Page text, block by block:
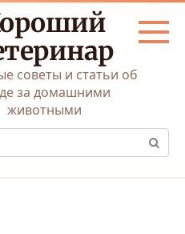
советы и статьи об
за домашними
животными